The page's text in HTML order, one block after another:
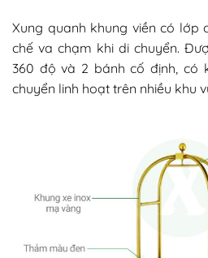
Xung quanh khung viền có lớp
chế va chạm khi di chuyển.
360 độ và 2 bánh cố định, có
chuyển linh hoạt trên nhiều khu